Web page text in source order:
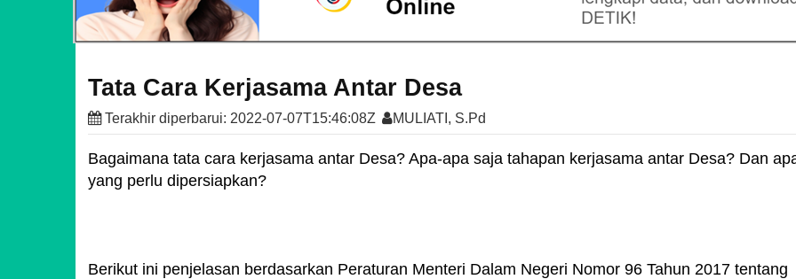
Tata Cara Kerjasama Antar Desa
Terakhir diperbarui: 2022-07-07T15:46:08Z MULIATI, S.Pd
Bagaimana tata cara kerjasama antar Desa? Apa-apa saja tahapan kerjasama antar Desa? Dan
yang perlu dipersiapkan?
Berikut ini penjelasan berdasarkan Peraturan Menteri Dalam Negeri Nomor 96 Tahun 2017 tentang